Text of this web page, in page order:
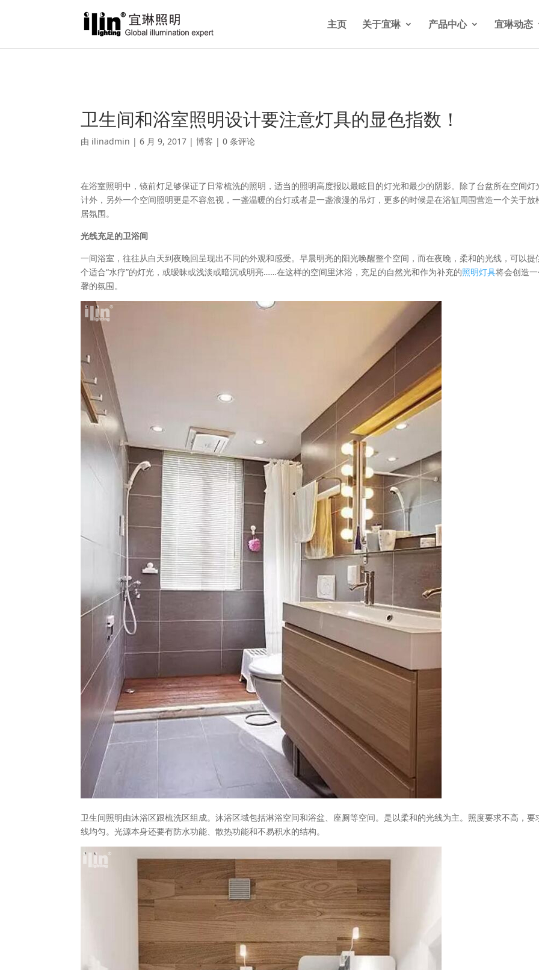
: A non-numeric value encountered in /var/www/html/ilin/wp-content/themes/Divi/functions.phpon line5841
主页 关于宜琳 产品中心 宜琳动态
卫生间和浴室照明设计要注意灯具的显色指数！
由 ilinadmin |6 月 9, 2017 |博客 |0 条评论
在浴室照明中，镜前灯足够保证了日常梳洗的照明，适当的照明高度报以最眩目的灯光和最少的阴影。除了台盆所在空间灯
计外，另外一个空间照明更是不容忽视，一盏温暖的台灯或者是一盏浪漫的吊灯，更多的时候是在浴缸周围营造一个关于放
居氛围。
光线充足的卫浴间
一间浴室，往往从白天到夜晚回呈现出不同的外观和感受。早晨明亮的阳光唤醒整个空间，而在夜晚，柔和的光线，可以提
个适合“水疗”的灯光，或暧昧或浅淡或暗沉或明亮……在这样的空间里沐浴，充足的自然光和作为补充的照明灯具将会创造
馨的氛围。
卫生间照明由沐浴区跟梳洗区组成。沐浴区域包括淋浴空间和浴盆、座厕等空间。是以柔和的光线为主。照度要求不高，要
线均匀。光源本身还要有防水功能、散热功能和不易积水的结构。